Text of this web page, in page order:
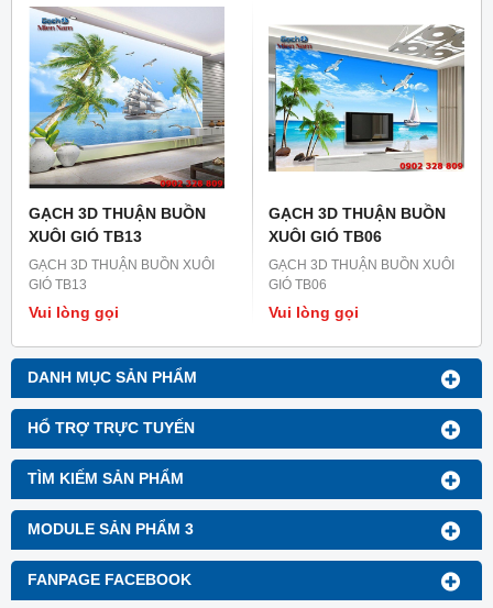
DANH MỤC SẢN PHẨM
HỔ TRỢ TRỰC TUYẾN
TÌM KIẾM SẢN PHẨM
MODULE SẢN PHẨM 3
FANPAGE FACEBOOK
GẠCH 3D THUẬN BUỒN
XUÔI GIÓ TB13
GẠCH 3D THUẬN BUỒN XUÔI
GIÓ TB13
Vui lòng gọi
GẠCH 3D THUẬN BUỒN
XUÔI GIÓ TB06
GẠCH 3D THUẬN BUỒN XUÔI
GIÓ TB06
Vui lòng gọi